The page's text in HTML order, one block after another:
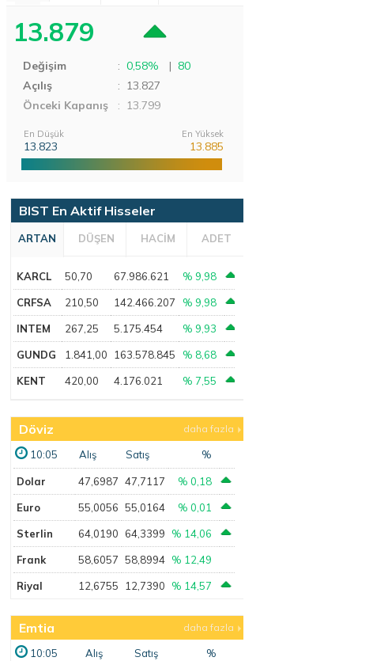
13.879
Değişim : 0,58% | 80
Açılış
: 13.827
Önceki Kapanış
: 13.799
En Düşük
13.823
En Yüksek
13.885
BIST En Aktif Hisseler
ARTAN DÜŞEN HACİM ADET
KARCL 50,70 67.986.621 % 9,98
CRFSA 210,50 142.466.207 % 9,98
INTEM 267,25 5.175.454 % 9,93
GUNDG 1.841,00 163.578.845 % 8,68
KENT 420,00 4.176.021 % 7,55
Döviz daha fazla
10:05 Alış Satış %
Dolar 47,6987 47,7117 % 0,18
Euro 55,0056 55,0164 % 0,01
Sterlin 64,0190 64,3399 % 14,06
Frank 58,6057 58,8994 % 12,49
Riyal 12,6755 12,7390 % 14,57
Emtia daha fazla
10:05 Alış Satış %